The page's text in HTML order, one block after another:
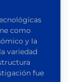
como
y la
variedad
fue